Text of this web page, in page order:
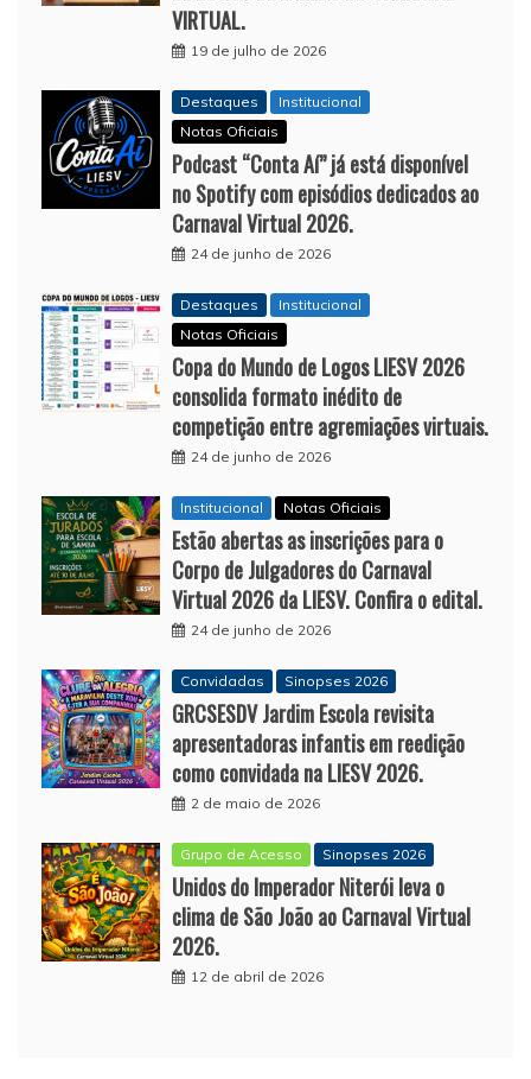
VIRTUAL.
19 de julho de 2026
Destaques
Institucional
Notas Oficiais
Podcast “Conta Aí” já está disponível
no Spotify com episódios dedicados ao
Carnaval Virtual 2026.
24 de junho de 2026
Destaques
Institucional
Notas Oficiais
Copa do Mundo de Logos LIESV 2026
consolida formato inédito de
competição entre agremiações virtuais.
24 de junho de 2026
Institucional Notas Oficiais
Estão abertas as inscrições para o
Corpo de Julgadores do Carnaval
Virtual 2026 da LIESV. Confira o edital.
24 de junho de 2026
Convidadas Sinopses 2026
GRCSESDV Jardim Escola revisita
apresentadoras infantis em reedição
como convidada na LIESV 2026.
2 de maio de 2026
Grupo de Acesso Sinopses 2026
Unidos do Imperador Niterói leva o
clima de São João ao Carnaval Virtual
2026.
12 de abril de 2026